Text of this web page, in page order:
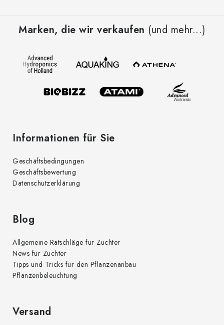
Marken, die wir verkaufen (und mehr...)
Informationen für Sie
Geschäftsbedingungen
Geschäftsbewertung
Datenschutzerklärung
Blog
Allgemeine Ratschläge für Züchter
News für Züchter
Tipps und Tricks für den Pflanzenanbau
Pflanzenbeleuchtung
Versand